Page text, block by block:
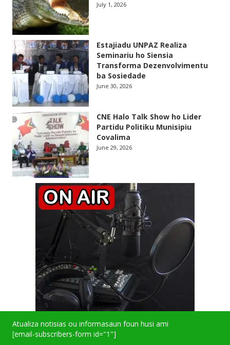
July 1, 2026
Estajiadu UNPAZ Realiza
Seminariu ho Siensia
Transforma Dezenvolvimentu
ba Sosiedade
June 30, 2026
CNE Halo Talk Show ho Lider
Partidu Politiku Munisipiu
Covalima
June 29, 2026
Atualiza notisias ou informasaun foun husi ami
[email-subscribers-form id="1"]